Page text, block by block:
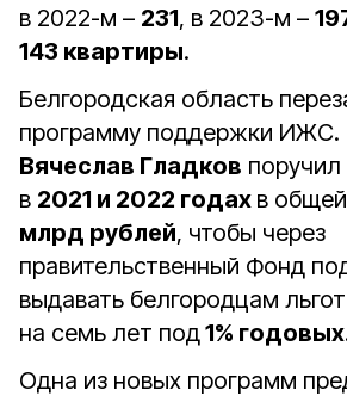
в 2022-м – 231, в 2023-м –
143 квартиры.
Белгородская область
программу поддержки ИЖС.
Вячеслав Гладков
в 2021 и 2022 годах в
млрд рублей, чтобы через
правительственный Фонд
выдавать белгородцам
на семь лет под1% годовых
Одна из новых программ